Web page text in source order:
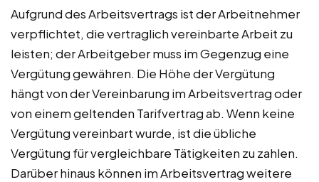
Aufgrund des Arbeitsvertrags ist der Arbeitnehmer
verpflichtet, die vertraglich vereinbarte Arbeit zu
leisten; der Arbeitgeber muss im Gegenzug eine
Vergütung gewähren. Die Höhe der Vergütung
hängt von der Vereinbarung im Arbeitsvertrag oder
von einem geltenden Tarifvertrag ab. Wenn keine
Vergütung vereinbart wurde, ist die übliche
Vergütung für vergleichbare Tätigkeiten zu zahlen.
Darüber hinaus können im Arbeitsvertrag weitere